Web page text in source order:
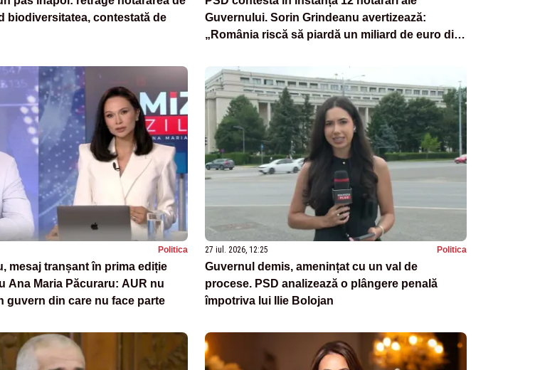
biodiversitatea, contestată de
Guvernului. Sorin Grindeanu avertizează:
„România riscă să piardă un miliard de euro din
Politica
mesaj tranșant în prima ediție
Ana Maria Păcuraru: AUR nu
guvern din care nu face parte
27 iul. 2026, 12:25 Politica
Guvernul demis, amenințat cu un val de
procese. PSD analizează o plângere penală
împotriva lui Ilie Bolojan